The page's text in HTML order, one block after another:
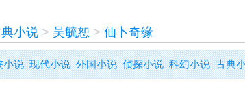
小说> 吴毓恕 > 仙卜奇缘
小说 现代小说 外国小说 侦探小说 科幻小说 古典